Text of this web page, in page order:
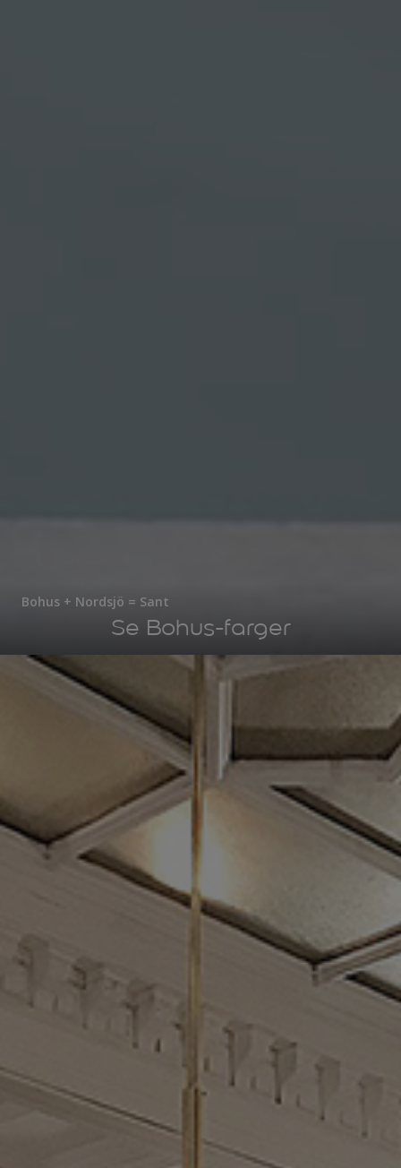
Bohus + Nordsjö = Sant
Se Bohus-farger